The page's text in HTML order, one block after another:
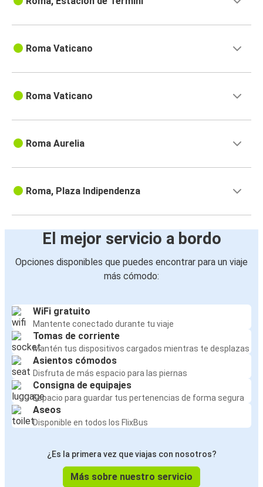
Roma Vaticano
Roma Vaticano
Roma Aurelia
Roma, Plaza Indipendenza
El mejor servicio a bordo
Opciones disponibles que puedes encontrar para un viaje
más cómodo:
WiFi gratuito
Mantente conectado durante tu viaje
Tomas de corriente
Mantén tus dispositivos cargados mientras te desplazas
Asientos cómodos
Disfruta de más espacio para las piernas
Consigna de equipajes
Espacio para guardar tus pertenencias de forma segura
Aseos
Disponible en todos los FlixBus
¿Es la primera vez que viajas con nosotros?
Más sobre nuestro servicio